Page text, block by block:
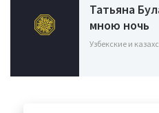
Татьяна
мною ночь
Узбекские и